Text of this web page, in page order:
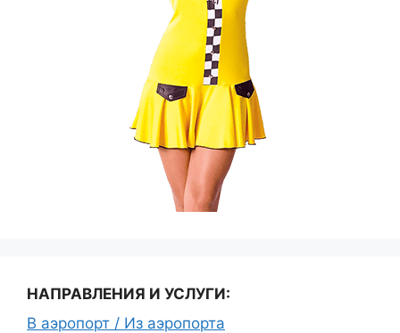
НАПРАВЛЕНИЯ И УСЛУГИ:
В аэропорт / Из аэропорта